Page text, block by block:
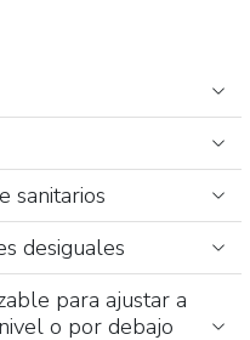
sanitarios
desiguales
para ajustar a
o por debajo